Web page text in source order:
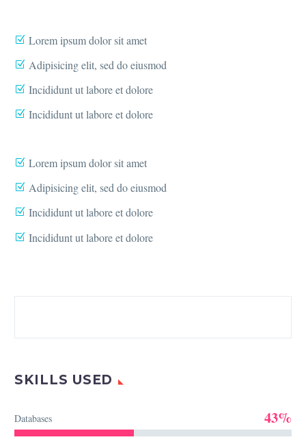
Lorem ipsum dolor sit amet
Adipisicing elit, sed do eiusmod
Incididunt ut labore et dolore
Incididunt ut labore et dolore
Lorem ipsum dolor sit amet
Adipisicing elit, sed do eiusmod
Incididunt ut labore et dolore
Incididunt ut labore et dolore
SKILLS USED
Databases 43%